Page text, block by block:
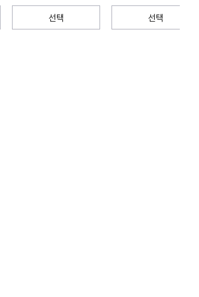
선택 선택